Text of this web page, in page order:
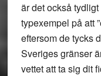
är det också
typexempel på att
eftersom de tycks
Sveriges gränser
vettet att ta sig dit